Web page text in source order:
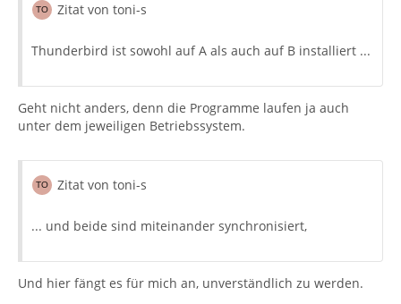
Zitat von toni-s
Thunderbird ist sowohl auf A als auch auf B installiert ...
Geht nicht anders, denn die Programme laufen ja auch
unter dem jeweiligen Betriebssystem.
Zitat von toni-s
... und beide sind miteinander synchronisiert,
Und hier fängt es für mich an, unverständlich zu werden.